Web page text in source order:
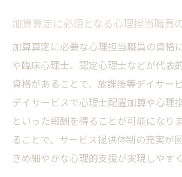
加算算定に必須となる心理担当職員
加算算定に必要な心理担当職員の資格
や臨床心理士、認定心理士などが代表
資格があることで、放課後等デイサー
デイサービスで心理士配置加算や心理
といった報酬を得ることが可能になり
ることで、サービス提供体制の充実が
きめ細やかな心理的支援が実現しやす